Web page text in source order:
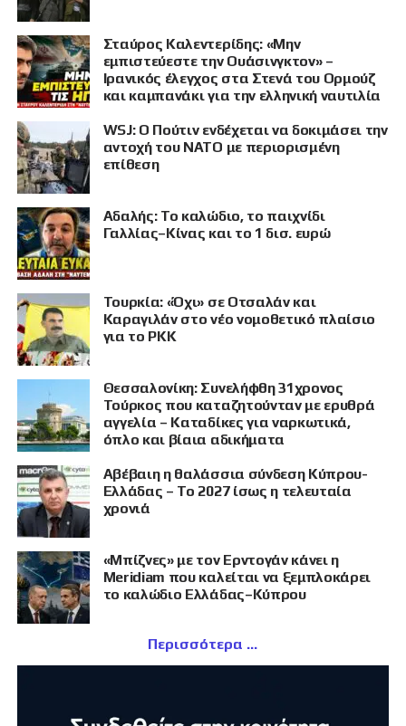
Σταύρος Καλεντερίδης: «Μην
εμπιστεύεστε την Ουάσινγκτον» –
Ιρανικός έλεγχος στα Στενά του Ορμούζ
και καμπανάκι για την ελληνική ναυτιλία
WSJ: Ο Πούτιν ενδέχεται να δοκιμάσει την
αντοχή του ΝΑΤΟ με περιορισμένη
επίθεση
Αδαλής: Το καλώδιο, το παιχνίδι
Γαλλίας–Κίνας και το 1 δισ. ευρώ
Τουρκία: «Όχι» σε Οτσαλάν και
Καραγιλάν στο νέο νομοθετικό πλαίσιο
για το PKK
Θεσσαλονίκη: Συνελήφθη 31χρονος
Τούρκος που καταζητούνταν με ερυθρά
αγγελία – Καταδίκες για ναρκωτικά,
όπλο και βίαια αδικήματα
Αβέβαιη η θαλάσσια σύνδεση Κύπρου-
Ελλάδας – Το 2027 ίσως η τελευταία
χρονιά
«Μπίζνες» με τον Ερντογάν κάνει η
Meridiam που καλείται να ξεμπλοκάρει
το καλώδιο Ελλάδας–Κύπρου
Περισσότερα